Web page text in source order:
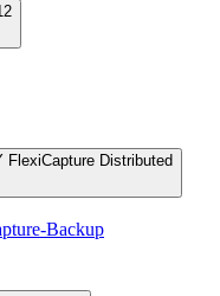
FlexiCapture Distributed
Backup